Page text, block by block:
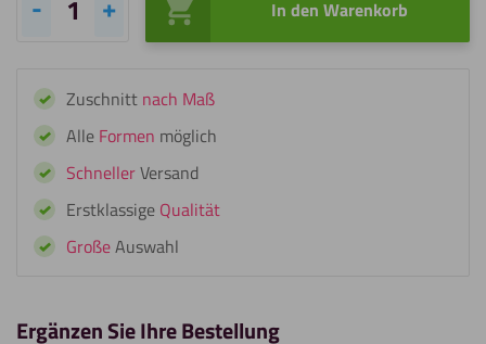
Fixxerss
Fixx
Spiegelkleber
In den Warenkorb
Zuschnitt nach Maß
Alle Formen möglich
SchnellerVersand
Erstklassige Qualität
GroßeAuswahl
Ergänzen Sie Ihre Bestellung